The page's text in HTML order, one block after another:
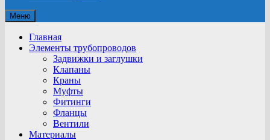
Меню
Главная
Элементы трубопроводов
Задвижки и заглушки
Клапаны
Краны
Муфты
Фитинги
Фланцы
Вентили
Материалы